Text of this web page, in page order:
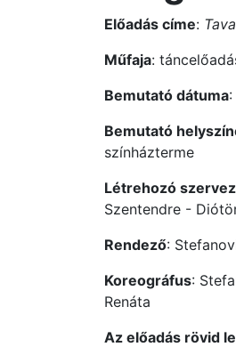
Előadás címe:
Műfaja:
Bemutató dátuma
Bemutató
színházterme
Létrehozó
Szentendre -
Rendező:
Koreográfus:
Renáta
Az előadás rövid